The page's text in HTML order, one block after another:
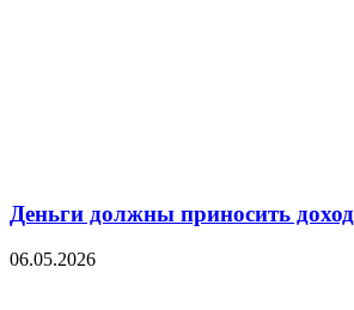
Деньги должны приносить
06.05.2026